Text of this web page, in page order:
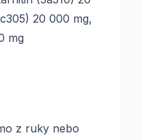
20 000 mg,
mg
z ruky nebo